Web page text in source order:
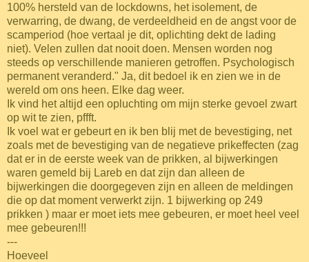
100% hersteld van de lockdowns, het isolement, de
verwarring, de dwang, de verdeeldheid en de angst voor de
scamperiod (hoe vertaal je dit, oplichting dekt de lading
niet). Velen zullen dat nooit doen. Mensen worden nog
steeds op verschillende manieren getroffen. Psychologisch
permanent veranderd." Ja, dit bedoel ik en zien we in de
wereld om ons heen. Elke dag weer.
Ik vind het altijd een opluchting om mijn sterke gevoel zwart
op wit te zien, pffft.
Ik voel wat er gebeurt en ik ben blij met de bevestiging, net
zoals met de bevestiging van de negatieve prikeffecten (zag
dat er in de eerste week van de prikken, al bijwerkingen
waren gemeld bij Lareb en dat zijn dan alleen de
bijwerkingen die doorgegeven zijn en alleen de meldingen
die op dat moment verwerkt zijn. 1 bijwerking op 249
prikken ) maar er moet iets mee gebeuren, er moet heel veel
mee gebeuren!!!
---
Hoeveel